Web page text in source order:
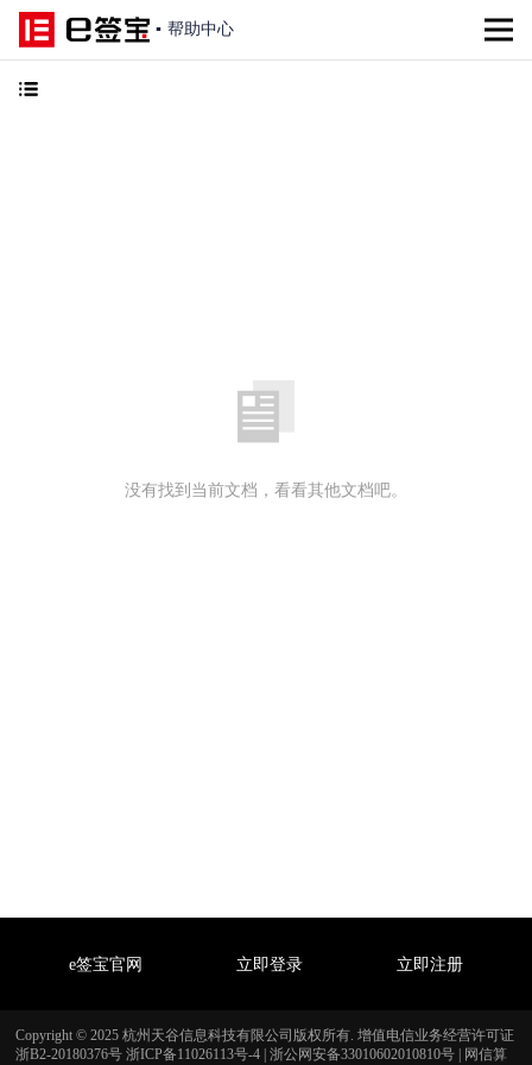
▪ 帮助中心
没有找到当前文档，看看其他文档吧。
e签宝官网 立即登录 立即注册
Copyright © 2025 杭州天谷信息科技有限公司版权所有. 增值电信业务经营许可证
浙B2-20180376号 浙ICP备11026113号-4 浙公网安备33010602010810号 网信算